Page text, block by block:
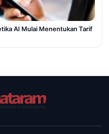
AI Mulai Menentukan Tarif